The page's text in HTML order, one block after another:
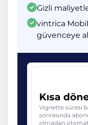
Gizli
vintrica
güvenceye
Kısa
Vignette süresi
sonrasında
olmadan